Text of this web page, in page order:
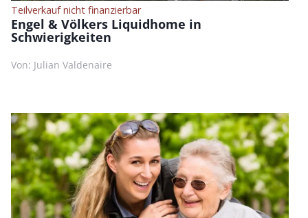
Teilverkauf nicht finanzierbar
Engel & Völkers Liquidhome in
Schwierigkeiten
Von: Julian Valdenaire